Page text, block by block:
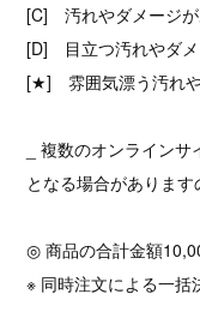
[C] 汚れやダメージが
[D] 目立つ汚れやダメ
[★] 雰囲気漂う汚れや
_ 複数のオンライン
となる場合があります
◎ 商品の合計金額
※ 同時注文による一括